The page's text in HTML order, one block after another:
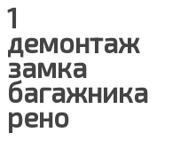
1
демонтаж
замка
багажника
рено